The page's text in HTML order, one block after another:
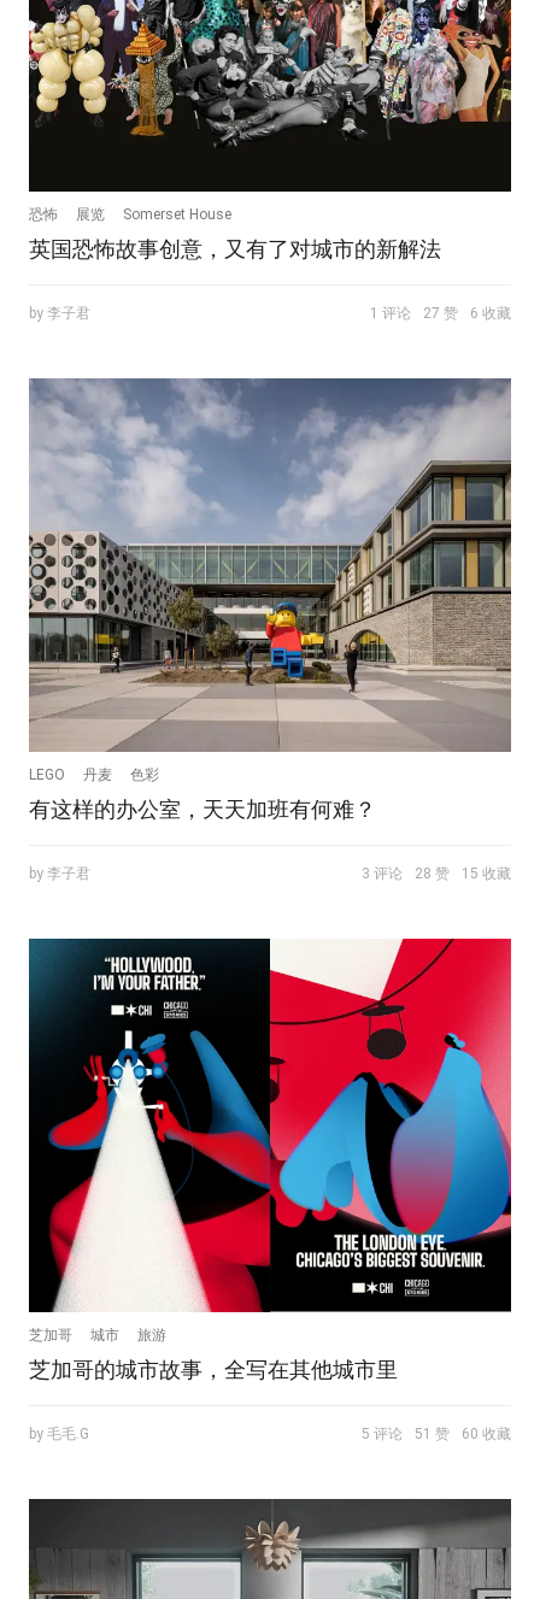
恐怖 展览 Somerset House
英国恐怖故事创意，又有了对城市的新解法
by 李子君 1 评论 27 赞 6 收藏
LEGO 丹麦 色彩
有这样的办公室，天天加班有何难？
by 李子君 3 评论 28 赞 15 收藏
芝加哥 城市 旅游
芝加哥的城市故事，全写在其他城市里
by 毛毛.G 5 评论 51 赞 60 收藏